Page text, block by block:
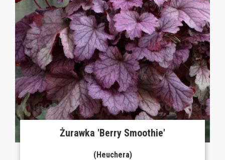
Żurawka 'Berry Smoothie'
(Heuchera)